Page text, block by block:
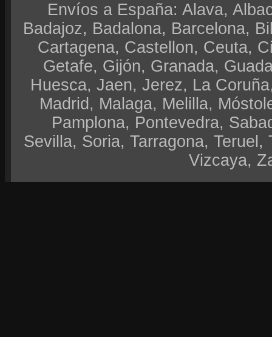
Envíos a España: Alava,
Badajoz, Badalona, Barcelona,
Cartagena, Castellon, Ceuta,
Getafe, Gijón, Granada,
Huesca, Jaen, Jerez, La
Madrid, Malaga, Melilla,
Pamplona, Pontevedra,
Sevilla, Soria, Tarragona,
Vizcaya,